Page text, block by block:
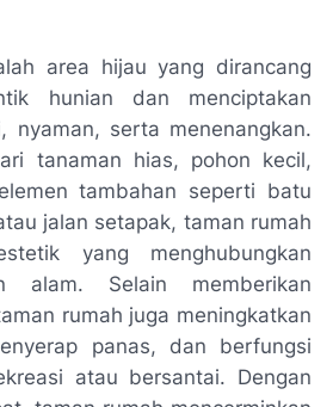
area hijau yang dirancang
hunian dan menciptakan
nyaman, serta menenangkan.
tanaman hias, pohon kecil,
tambahan seperti batu
jalan setapak, taman rumah
yang menghubungkan
alam. Selain memberikan
rumah juga meningkatkan
panas, dan berfungsi
atau bersantai. Dengan